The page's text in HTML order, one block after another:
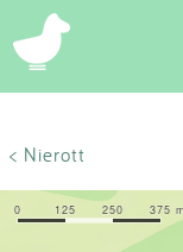
< Nierott